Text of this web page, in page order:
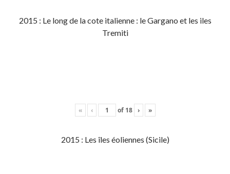
2015 : Le long de la cote italienne : le Gargano et les iles
Tremiti
« ‹ of 18 › »
2015 : Les îles éoliennes (Sicile)